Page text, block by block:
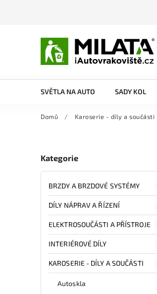
SVĚTLA NA AUTO SADY KOL
Domů / Karoserie - díly a součásti
Kategorie
BRZDY A BRZDOVÉ SYSTÉMY
DÍLY NÁPRAV A ŘÍZENÍ
ELEKTROSOUČÁSTI A PŘÍSTROJE
INTERIÉROVÉ DÍLY
KAROSERIE - DÍLY A SOUČÁSTI
Autoskla